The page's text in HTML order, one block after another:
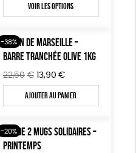
Voir les options
-38%
SAVON DE MARSEILLE –
BARRE TRANCHÉE OLIVE 1KG
22,50 € Le
prix
initial
22,50€.
13,90 €Le
prix
actuel
13,90€.
Ajouter au panier
-20%
LOT DE 2 MUGS SOLIDAIRES –
PRINTEMPS